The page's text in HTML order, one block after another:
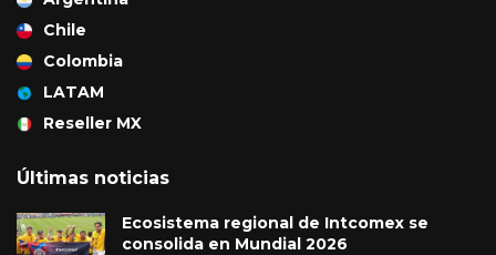
Chile
Colombia
LATAM
Reseller MX
Últimas noticias
Ecosistema regional de Intcomex se
consolida en Mundial 2026